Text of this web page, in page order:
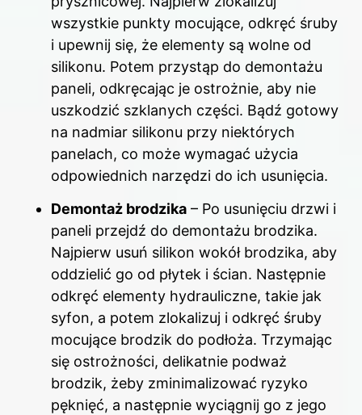
wszystkie punkty mocujące, odkręć śruby
i upewnij się, że elementy są wolne od
silikonu. Potem przystąp do demontażu
paneli, odkręcając je ostrożnie, aby nie
uszkodzić szklanych części. Bądź gotowy
na nadmiar silikonu przy niektórych
panelach, co może wymagać użycia
odpowiednich narzędzi do ich usunięcia.
Demontaż brodzika – Po usunięciu drzwi i
paneli przejdź do demontażu brodzika.
Najpierw usuń silikon wokół brodzika, aby
oddzielić go od płytek i ścian. Następnie
odkręć elementy hydrauliczne, takie jak
syfon, a potem zlokalizuj i odkręć śruby
mocujące brodzik do podłoża. Trzymając
się ostrożności, delikatnie podważ
brodzik, żeby zminimalizować ryzyko
pęknięć, a następnie wyciągnij go z jego